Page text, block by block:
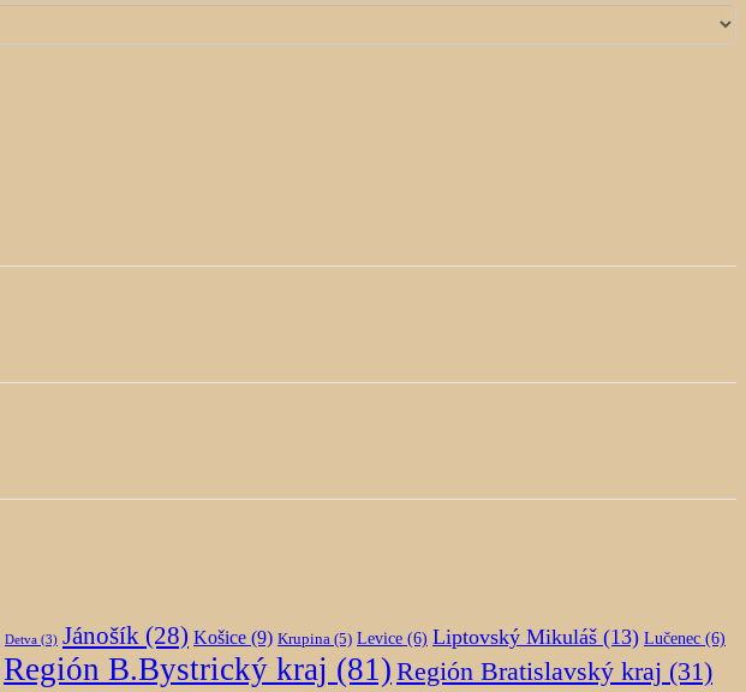
Detva (3) Jánošík (28) Košice (9) Krupina (5) Levice (6) Liptovský Mikuláš (13) Lučenec (6)
Región B.Bystrický kraj (81) Región Bratislavský kraj (31)